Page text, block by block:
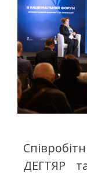
ДЕГТЯР